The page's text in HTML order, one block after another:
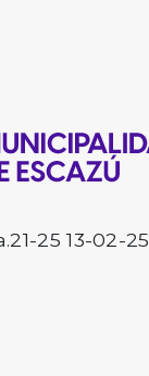
25 13-02-25